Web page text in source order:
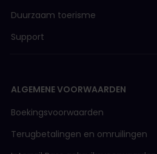
Duurzaam toerisme
Support
ALGEMENE VOORWAARDEN
Boekingsvoorwaarden
Terugbetalingen en omruilingen